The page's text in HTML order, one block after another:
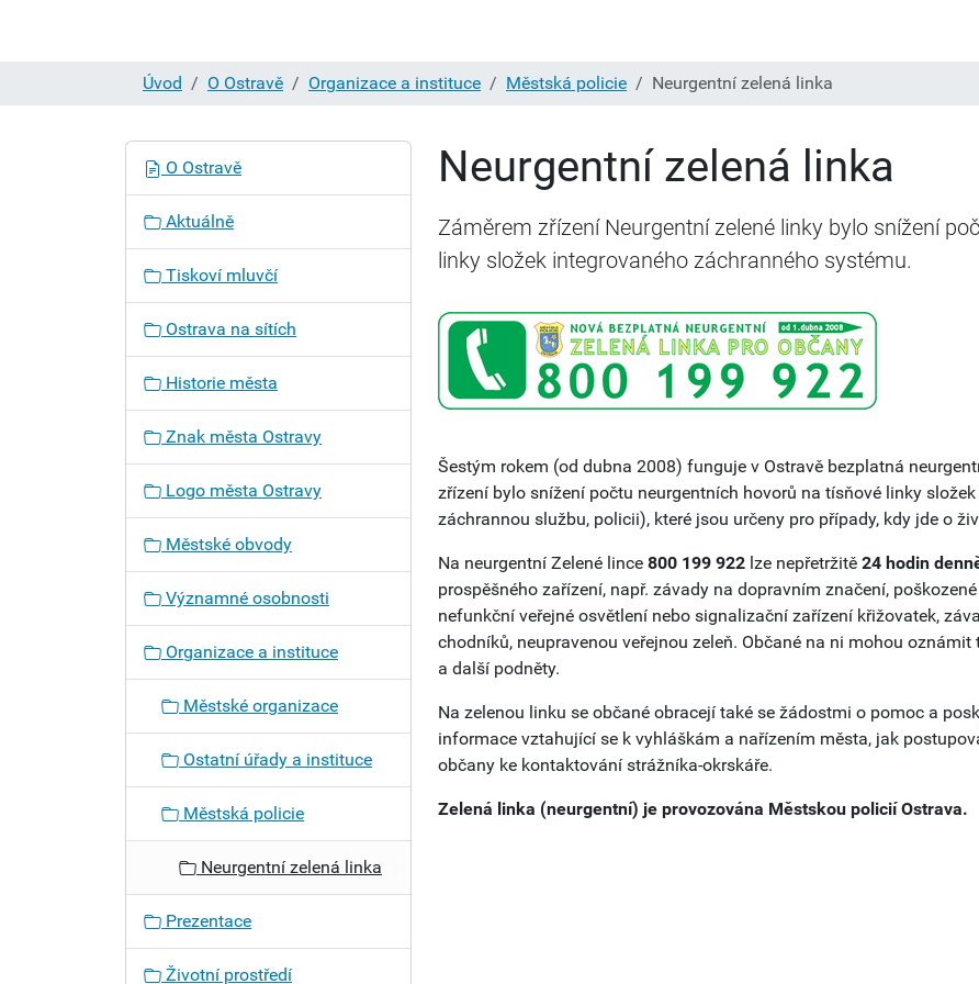
Úvod O Ostravě Organizace a instituce Městská policie Neurgentní zelená linka
Neurgentní zelená linka
Záměrem zřízení Neurgentní zelené linky bylo snížení
linky složek integrovaného záchranného systému.
Šestým rokem (od dubna 2008) funguje v Ostravě bezplatná
zřízení bylo snížení počtu neurgentních hovorů na tísňové linky
záchrannou službu, policii), které jsou určeny pro případy, kdy jde o
Na neurgentní Zelené lince 800 199 922 lze nepřetržitě 24 hodin
prospěšného zařízení, např. závady na dopravním značení,
nefunkční veřejné osvětlení nebo signalizační zařízení křižovatek,
chodníků, neupravenou veřejnou zeleň. Občané na ni mohou
a další podněty.
Na zelenou linku se občané obracejí také se žádostmi o pomoc a
informace vztahující se k vyhláškám a nařízením města, jak
občany ke kontaktování strážníka-okrskáře.
Zelená linka (neurgentní) je provozována Městskou policií Ostrava.
O Ostravě
Aktuálně
Tiskoví mluvčí
Ostrava na sítích
Historie města
Znak města Ostravy
Logo města Ostravy
Městské obvody
Významné osobnosti
Organizace a instituce
Městské organizace
Ostatní úřady a instituce
Městská policie
Neurgentní zelená linka
Prezentace
Životní prostředí